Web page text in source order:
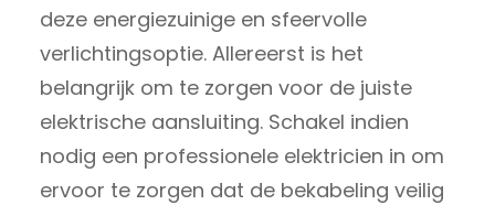
deze energiezuinige en sfeervolle
verlichtingsoptie. Allereerst is het
belangrijk om te zorgen voor de juiste
elektrische aansluiting. Schakel indien
nodig een professionele elektricien in om
ervoor te zorgen dat de bekabeling veilig